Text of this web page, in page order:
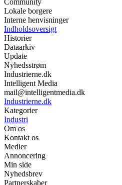
Community
Lokale borgere
Interne henvisninger
Indholdsoversigt
Historier
Dataarkiv
Update
Nyhedsstrøm
Industrierne.dk
Intelligent Media
mail@intelligentmedia.dk
Industrierne.dk
Kategorier
Industri
Om os
Kontakt os
Medier
Annoncering
Min side
Nyhedsbrev
Partnerskaber